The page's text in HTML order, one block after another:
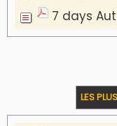
7 days
LES